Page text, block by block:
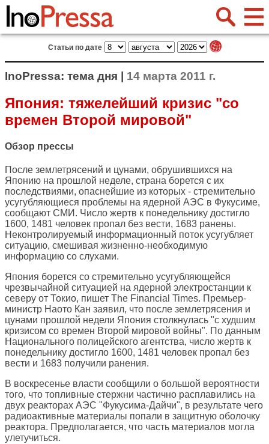
Статьи по дате
InoPressa: тема дня | 14 марта 2011 г.
Япония: тяжелейший кризис "со
времен Второй мировой"
Обзор прессы
После землетрясений и цунами, обрушившихся на
Японию на прошлой неделе, страна борется с их
последствиями, опаснейшие из которых - стремительно
усугубляющиеся проблемы на ядерной АЭС в Фукусиме,
сообщают СМИ. Число жертв к понедельнику достигло
1600, 1481 человек пропал без вести, 1683 ранены.
Неконтролируемый информационный поток усугубляет
ситуацию, смешивая жизненно-необходимую
информацию со слухами.
Япония борется со стремительно усугубляющейся
чрезвычайной ситуацией на ядерной электростанции к
северу от Токио, пишет The Financial Times. Премьер-
министр Наото Кан заявил, что после землетрясения и
цунами прошлой недели Япония столкнулась "с худшим
кризисом со времен Второй мировой войны". По данным
Национального полицейского агентства, число жертв к
понедельнику достигло 1600, 1481 человек пропал без
вести и 1683 получили ранения.
В воскресенье власти сообщили о большой вероятности
того, что топливные стержни частично расплавились на
двух реакторах АЭС "Фукусима-Дайчи", в результате чего
радиоактивные материалы попали в защитную оболочку
реактора. Предполагается, что часть материалов могла
улетучиться.